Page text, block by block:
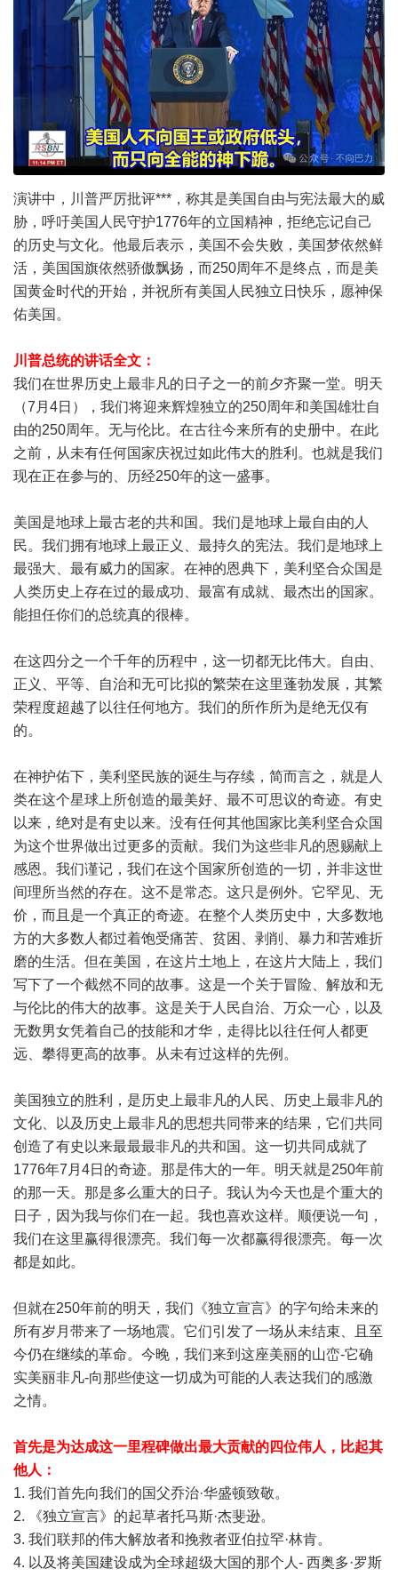
演讲中，川普严厉批评***，称其是美国自由与宪法最大的威
胁，呼吁美国人民守护1776年的立国精神，拒绝忘记自己
的历史与文化。他最后表示，美国不会失败，美国梦依然鲜
活，美国国旗依然骄傲飘扬，而250周年不是终点，而是美
国黄金时代的开始，并祝所有美国人民独立日快乐，愿神保
佑美国。
川普总统的讲话全文：
我们在世界历史上最非凡的日子之一的前夕齐聚一堂。明天
（7月4日），我们将迎来辉煌独立的250周年和美国雄壮自
由的250周年。无与伦比。在古往今来所有的史册中。在此
之前，从未有任何国家庆祝过如此伟大的胜利。也就是我们
现在正在参与的、历经250年的这一盛事。
美国是地球上最古老的共和国。我们是地球上最自由的人
民。我们拥有地球上最正义、最持久的宪法。我们是地球上
最强大、最有威力的国家。在神的恩典下，美利坚合众国是
人类历史上存在过的最成功、最富有成就、最杰出的国家。
能担任你们的总统真的很棒。
在这四分之一个千年的历程中，这一切都无比伟大。自由、
正义、平等、自治和无可比拟的繁荣在这里蓬勃发展，其繁
荣程度超越了以往任何地方。我们的所作所为是绝无仅有
的。
在神护佑下，美利坚民族的诞生与存续，简而言之，就是人
类在这个星球上所创造的最美好、最不可思议的奇迹。有史
以来，绝对是有史以来。没有任何其他国家比美利坚合众国
为这个世界做出过更多的贡献。我们为这些非凡的恩赐献上
感恩。我们谨记，我们在这个国家所创造的一切，并非这世
间理所当然的存在。这不是常态。这只是例外。它罕见、无
价，而且是一个真正的奇迹。在整个人类历史中，大多数地
方的大多数人都过着饱受痛苦、贫困、剥削、暴力和苦难折
磨的生活。但在美国，在这片土地上，在这片大陆上，我们
写下了一个截然不同的故事。这是一个关于冒险、解放和无
与伦比的伟大的故事。这是关于人民自治、万众一心，以及
无数男女凭着自己的技能和才华，走得比以往任何人都更
远、攀得更高的故事。从未有过这样的先例。
美国独立的胜利，是历史上最非凡的人民、历史上最非凡的
文化、以及历史上最非凡的思想共同带来的结果，它们共同
创造了有史以来最最最非凡的共和国。这一切共同成就了
1776年7月4日的奇迹。那是伟大的一年。明天就是250年前
的那一天。那是多么重大的日子。我认为今天也是个重大的
日子，因为我与你们在一起。我也喜欢这样。顺便说一句，
我们在这里赢得很漂亮。我们每一次都赢得很漂亮。每一次
都是如此。
但就在250年前的明天，我们《独立宣言》的字句给未来的
所有岁月带来了一场地震。它们引发了一场从未结束、且至
今仍在继续的革命。今晚，我们来到这座美丽的山峦-它确
实美丽非凡-向那些使这一切成为可能的人表达我们的感激
之情。
首先是为达成这一里程碑做出最大贡献的四位伟人，比起其
他人：
1. 我们首先向我们的国父乔治·华盛顿致敬。
2. 《独立宣言》的起草者托马斯·杰斐逊。
3. 我们联邦的伟大解放者和挽救者亚伯拉罕·林肯。
4. 以及将美国建设成为全球超级大国的那个人- 西奥多·罗斯